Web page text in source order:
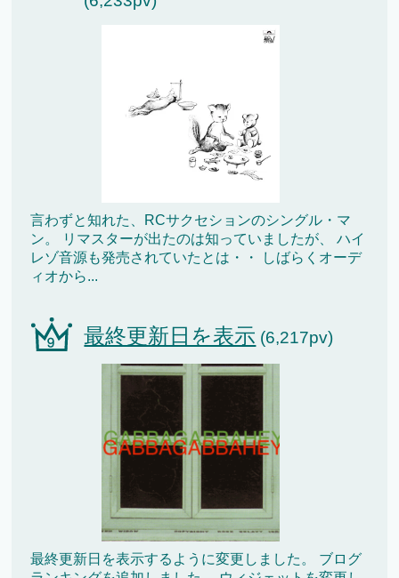
言わずと知れた、RCサクセションのシングル・マ
ン。 リマスターが出たのは知っていましたが、 ハイ
レゾ音源も発売されていたとは・・ しばらくオーデ
ィオから...
最終更新日を表示 (6,217pv)
最終更新日を表示するように変更しました。 ブログ